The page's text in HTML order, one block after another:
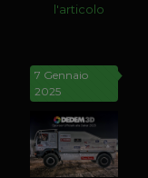
l'articolo
7 Gennaio
2025